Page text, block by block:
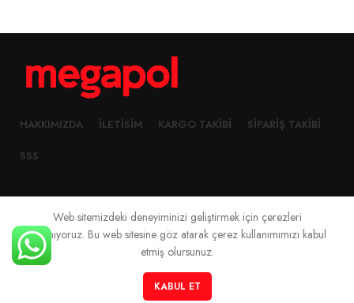
HAKKIMIZDA İLETISIM KARGO TAKIBI SIPARIŞ TAKIBI
SSS
2023 Created ByMegapol Teknoloji
Web sitemizdeki deneyiminizi geliştirmek için çerezleri
kullanıyoruz. Bu web sitesine göz atarak çerez kullanımımızı kabul
etmiş olursunuz.
KABUL ET